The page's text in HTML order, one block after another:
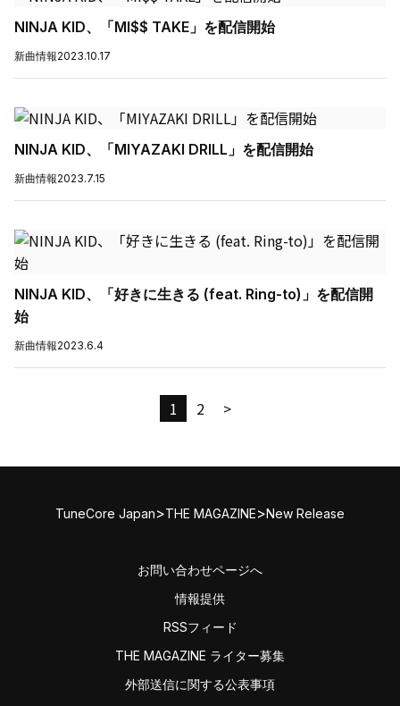
NINJA KID、「MI$$ TAKE」を配信開始
新曲情報2023.10.17
NINJA KID、「MIYAZAKI DRILL」を配信開始
新曲情報2023.7.15
NINJA KID、「好きに生きる (feat. Ring-to)」を配信開
始
新曲情報2023.6.4
1 2 >
TuneCore Japan>THE MAGAZINE>New Release
お問い合わせページへ
情報提供
RSSフィード
THE MAGAZINE ライター募集
外部送信に関する公表事項